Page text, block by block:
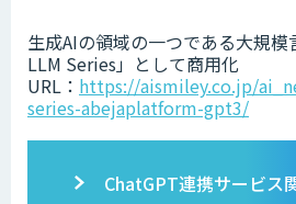
生成AIの領域の一つである大規模
LLM Series」として商用化
URL： https://aismiley.co.jp/
series-abejaplatform-gpt3/
ChatGPT連携サービス